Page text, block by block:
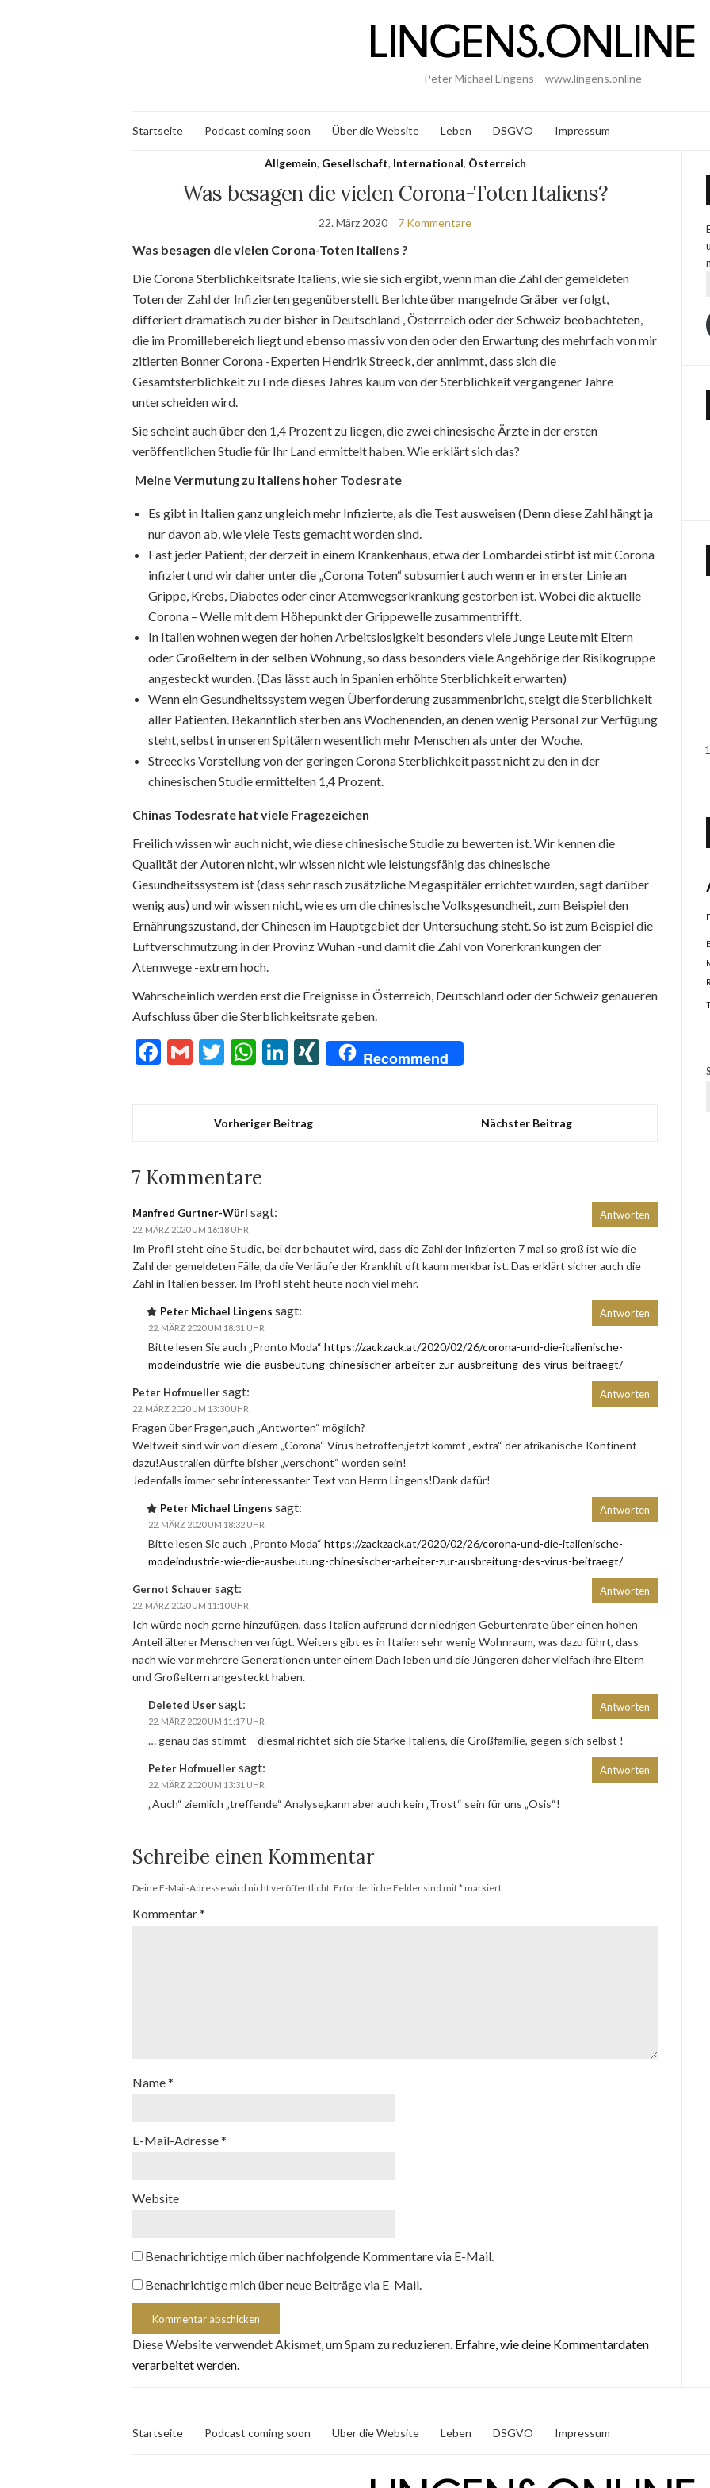
Peter Michael Lingens – www.lingens.online
Startseite Podcast coming soon Über die Website Leben DSGVO Impressum
Allgemein, Gesellschaft, International, Österreich
Was besagen die vielen Corona-Toten Italiens?
22. März 2020 7 Kommentare
Was besagen die vielen Corona-Toten Italiens ?
Die Corona Sterblichkeitsrate Italiens, wie sie sich ergibt, wenn man die Zahl der gemeldeten
Toten der Zahl der Infizierten gegenüberstellt Berichte über mangelnde Gräber verfolgt,
differiert dramatisch zu der bisher in Deutschland , Österreich oder der Schweiz beobachteten,
die im Promillebereich liegt und ebenso massiv von den oder den Erwartung des mehrfach von mir
zitierten Bonner Corona -Experten Hendrik Streeck, der annimmt, dass sich die
Gesamtsterblichkeit zu Ende dieses Jahres kaum von der Sterblichkeit vergangener Jahre
unterscheiden wird.
Sie scheint auch über den 1,4 Prozent zu liegen, die zwei chinesische Ärzte in der ersten
veröffentlichen Studie für Ihr Land ermittelt haben. Wie erklärt sich das?
Meine Vermutung zu Italiens hoher Todesrate
Es gibt in Italien ganz ungleich mehr Infizierte, als die Test ausweisen (Denn diese Zahl hängt ja
nur davon ab, wie viele Tests gemacht worden sind.
Fast jeder Patient, der derzeit in einem Krankenhaus, etwa der Lombardei stirbt ist mit Corona
infiziert und wir daher unter die „Corona Toten“ subsumiert auch wenn er in erster Linie an
Grippe, Krebs, Diabetes oder einer Atemwegserkrankung gestorben ist. Wobei die aktuelle
Corona – Welle mit dem Höhepunkt der Grippewelle zusammentrifft.
In Italien wohnen wegen der hohen Arbeitslosigkeit besonders viele Junge Leute mit Eltern
oder Großeltern in der selben Wohnung, so dass besonders viele Angehörige der Risikogruppe
angesteckt wurden. (Das lässt auch in Spanien erhöhte Sterblichkeit erwarten)
Wenn ein Gesundheitssystem wegen Überforderung zusammenbricht, steigt die Sterblichkeit
aller Patienten. Bekanntlich sterben ans Wochenenden, an denen wenig Personal zur Verfügung
steht, selbst in unseren Spitälern wesentlich mehr Menschen als unter der Woche.
Streecks Vorstellung von der geringen Corona Sterblichkeit passt nicht zu den in der
chinesischen Studie ermittelten 1,4 Prozent.
Chinas Todesrate hat viele Fragezeichen
Freilich wissen wir auch nicht, wie diese chinesische Studie zu bewerten ist. Wir kennen die
Qualität der Autoren nicht, wir wissen nicht wie leistungsfähig das chinesische
Gesundheitssystem ist (dass sehr rasch zusätzliche Megaspitäler errichtet wurden, sagt darüber
wenig aus) und wir wissen nicht, wie es um die chinesische Volksgesundheit, zum Beispiel den
Ernährungszustand, der Chinesen im Hauptgebiet der Untersuchung steht. So ist zum Beispiel die
Luftverschmutzung in der Provinz Wuhan -und damit die Zahl von Vorerkrankungen der
Atemwege -extrem hoch.
Wahrscheinlich werden erst die Ereignisse in Österreich, Deutschland oder der Schweiz genaueren
Aufschluss über die Sterblichkeitsrate geben.
Facebook
GmailTwitter
WhatsApp
LinkedIn
XINGRecommend
Vorheriger Beitrag Nächster Beitrag
7 Kommentare
Manfred Gurtner-Würl sagt:
22. MÄRZ 2020 UM 16:18 UHR
Im Profil steht eine Studie, bei der behautet wird, dass die Zahl der Infizierten 7 mal so groß ist wie die
Zahl der gemeldeten Fälle, da die Verläufe der Krankhit oft kaum merkbar ist. Das erklärt sicher auch die
Zahl in Italien besser. Im Profil steht heute noch viel mehr.
Antworten
Peter Michael Lingens sagt:
22. MÄRZ 2020 UM 18:31 UHR
Bitte lesen Sie auch „Pronto Moda“ https://zackzack.at/2020/02/26/corona-und-die-italienische-
modeindustrie-wie-die-ausbeutung-chinesischer-arbeiter-zur-ausbreitung-des-virus-beitraegt/
Antworten
Peter Hofmuellersagt:
22. MÄRZ 2020 UM 13:30 UHR
Fragen über Fragen,auch „Antworten“ möglich?
Weltweit sind wir von diesem „Corona“ Virus betroffen,jetzt kommt „extra“ der afrikanische Kontinent
dazu!Australien dürfte bisher „verschont“ worden sein!
Jedenfalls immer sehr interessanter Text von Herrn Lingens!Dank dafür!
Antworten
Peter Michael Lingens sagt:
22. MÄRZ 2020 UM 18:32 UHR
Bitte lesen Sie auch „Pronto Moda“ https://zackzack.at/2020/02/26/corona-und-die-italienische-
modeindustrie-wie-die-ausbeutung-chinesischer-arbeiter-zur-ausbreitung-des-virus-beitraegt/
Antworten
Gernot Schauersagt:
22. MÄRZ 2020 UM 11:10 UHR
Ich würde noch gerne hinzufügen, dass Italien aufgrund der niedrigen Geburtenrate über einen hohen
Anteil älterer Menschen verfügt. Weiters gibt es in Italien sehr wenig Wohnraum, was dazu führt, dass
nach wie vor mehrere Generationen unter einem Dach leben und die Jüngeren daher vielfach ihre Eltern
und Großeltern angesteckt haben.
Antworten
Deleted Usersagt:
22. MÄRZ 2020 UM 11:17 UHR
… genau das stimmt – diesmal richtet sich die Stärke Italiens, die Großfamilie, gegen sich selbst !
Antworten
Peter Hofmuellersagt:
22. MÄRZ 2020 UM 13:31 UHR
„Auch“ ziemlich „treffende“ Analyse,kann aber auch kein „Trost“ sein für uns „Ösis“!
Antworten
Schreibe einen Kommentar
Deine E-Mail-Adresse wird nicht veröffentlicht. Erforderliche Felder sind mit*markiert
Kommentar*
Name*
E-Mail-Adresse*
Website
Benachrichtige mich über nachfolgende Kommentare via E-Mail.
Benachrichtige mich über neue Beiträge via E-Mail.
Diese Website verwendet Akismet, um Spam zu reduzieren. Erfahre, wie deine Kommentardaten
verarbeitet werden.
Startseite Podcast coming soon Über die Website Leben DSGVO Impressum